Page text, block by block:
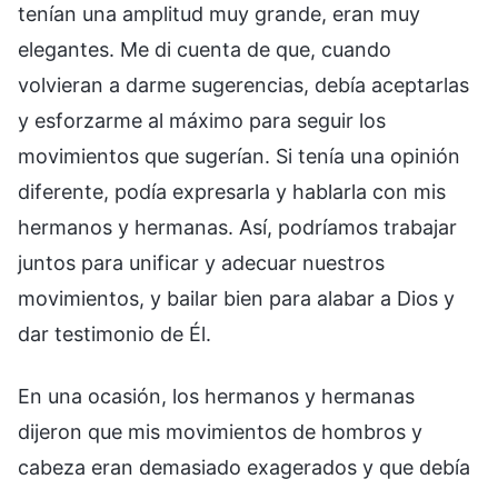
tenían una amplitud muy grande, eran muy
elegantes. Me di cuenta de que, cuando
volvieran a darme sugerencias, debía aceptarlas
y esforzarme al máximo para seguir los
movimientos que sugerían. Si tenía una opinión
diferente, podía expresarla y hablarla con mis
hermanos y hermanas. Así, podríamos trabajar
juntos para unificar y adecuar nuestros
movimientos, y bailar bien para alabar a Dios y
dar testimonio de Él.
En una ocasión, los hermanos y hermanas
dijeron que mis movimientos de hombros y
cabeza eran demasiado exagerados y que debía